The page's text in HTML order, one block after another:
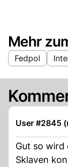
Mehr
Fedpol
User #2845
Gut so wird danach bei manpower auch auf
Sklaven